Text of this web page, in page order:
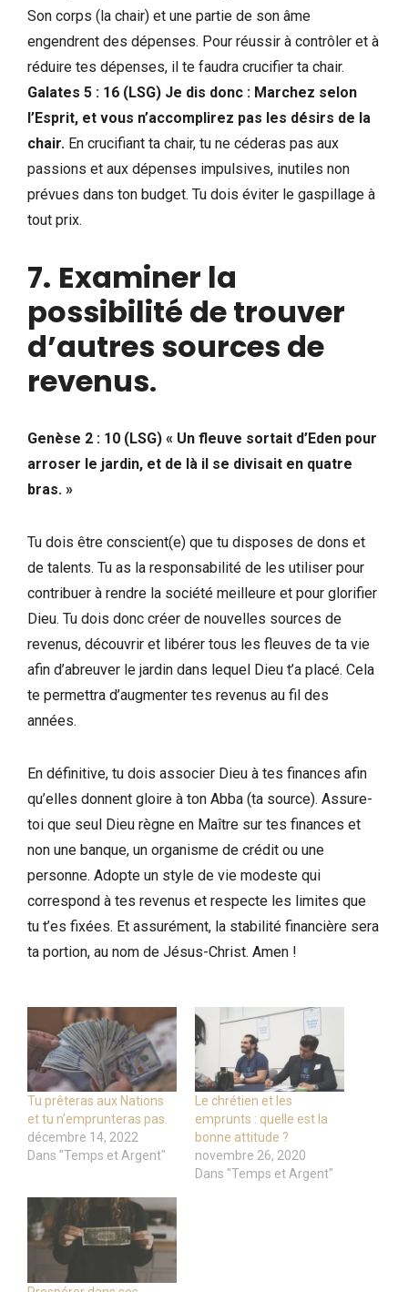
Son corps (la chair) et une partie de son âme
engendrent des dépenses. Pour réussir à contrôler et à
réduire tes dépenses, il te faudra crucifier ta chair.
Galates 5 : 16 (LSG) Je dis donc : Marchez selon
l’Esprit, et vous n’accomplirez pas les désirs de la
chair. En crucifiant ta chair, tu ne céderas pas aux
passions et aux dépenses impulsives, inutiles non
prévues dans ton budget. Tu dois éviter le gaspillage à
tout prix.
7. Examiner la
possibilité de trouver
d’autres sources de
revenus.
Genèse 2 : 10 (LSG) « Un fleuve sortait d’Eden pour
arroser le jardin, et de là il se divisait en quatre
bras. »
Tu dois être conscient(e) que tu disposes de dons et
de talents. Tu as la responsabilité de les utiliser pour
contribuer à rendre la société meilleure et pour glorifier
Dieu. Tu dois donc créer de nouvelles sources de
revenus, découvrir et libérer tous les fleuves de ta vie
afin d’abreuver le jardin dans lequel Dieu t’a placé. Cela
te permettra d’augmenter tes revenus au fil des
années.
En définitive, tu dois associer Dieu à tes finances afin
qu’elles donnent gloire à ton Abba (ta source). Assure-
toi que seul Dieu règne en Maître sur tes finances et
non une banque, un organisme de crédit ou une
personne. Adopte un style de vie modeste qui
correspond à tes revenus et respecte les limites que
tu t’es fixées. Et assurément, la stabilité financière sera
ta portion, au nom de Jésus-Christ. Amen !
Tu prêteras aux Nations
et tu n’emprunteras pas.
décembre 14, 2022
Dans "Temps et Argent"
Le chrétien et les
emprunts : quelle est la
bonne attitude ?
novembre 26, 2020
Dans "Temps et Argent"